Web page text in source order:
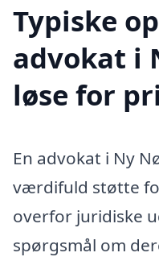
Typiske
advokat i
løse for
En advokat i Ny
værdifuld støtte
overfor juridiske
spørgsmål om